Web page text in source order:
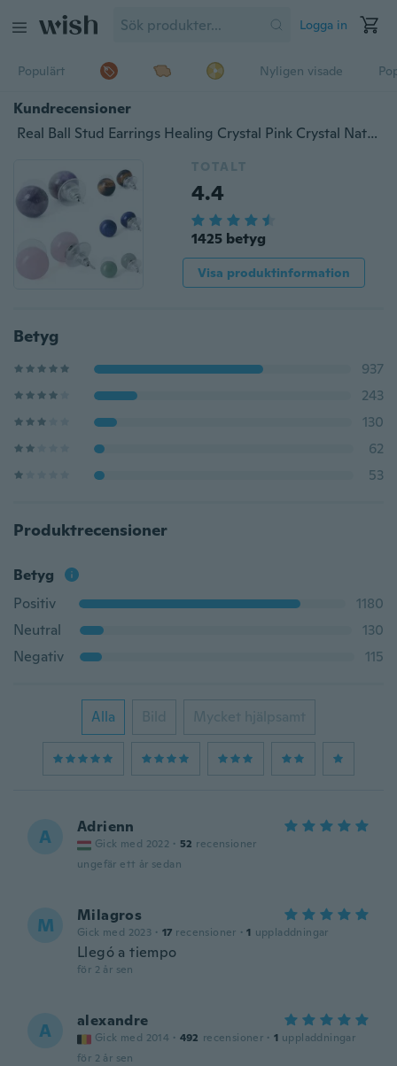
Logga in
Populärt Nyligen visade
Kundrecensioner
Real Ball Stud Earrings Healing Crystal Pink Crystal Natural Stone Bead Stud Earrings Accessoarer för kvinnor
TOTALT
4.4
1425 betyg
Visa produktinformation
Betyg
937
243
130
62
53
Produktrecensioner
Betyg
Positiv
1180
Neutral
130
Negativ
115
Alla Bild Mycket hjälpsamt
A Adrienn
Gick med 2022 · 52 recensioner
ungefär ett år sedan
M Milagros
Gick med 2023 · 17 recensioner · 1 uppladdningar
Llegó a tiempo
för 2 år sen
A alexandre
Gick med 2014 · 492 recensioner · 1 uppladdningar
för 2 år sen